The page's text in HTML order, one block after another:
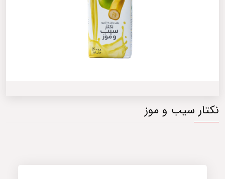
نکتار سیب و موز